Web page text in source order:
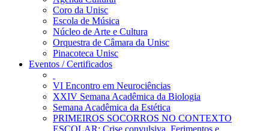
Coro da Unisc
Escola de Música
Núcleo de Arte e Cultura
Orquestra de Câmara da Unisc
Pinacoteca Unisc
Eventos / Certificados
VI Encontro em Neurociências
XXIV Semana Acadêmica da Biologia
Semana Acadêmica da Estética
PRIMEIROS SOCORROS NO CONTEXTO
ESCOLAR: Crise convulsiva, Ferimentos e